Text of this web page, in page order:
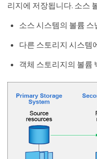
리지에 저장됩니다. 소스
소스 시스템의 볼륨 스
다른 스토리지 시스템
객체 스토리지의 볼륨